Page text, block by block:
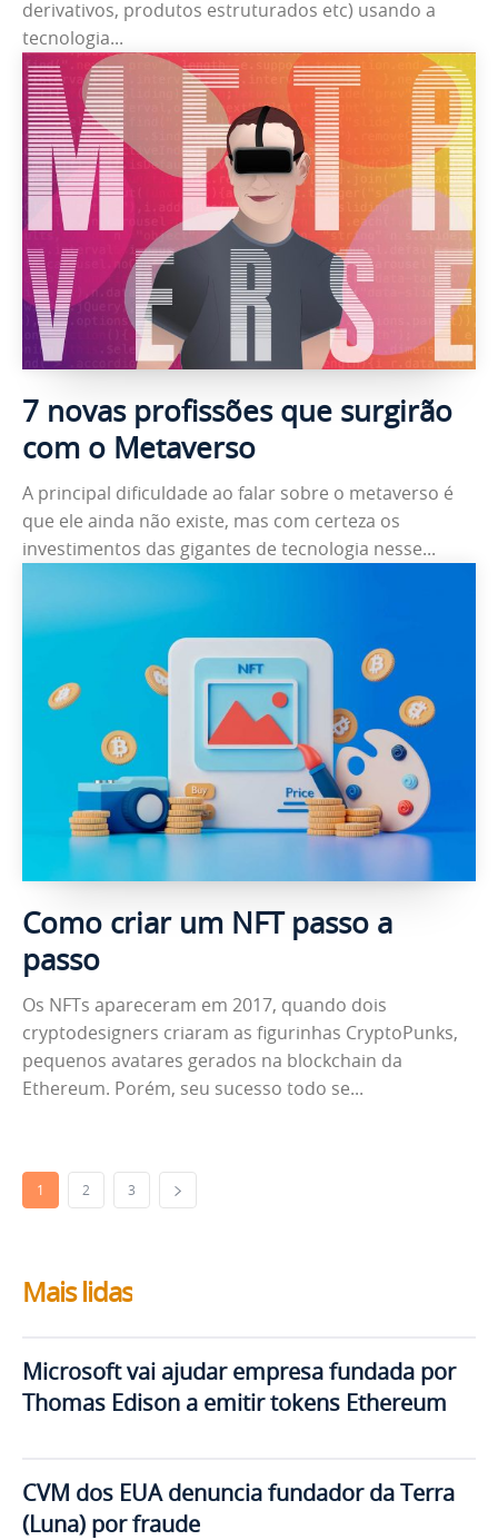
derivativos, produtos estruturados etc) usando a
tecnologia...
7 novas profissões que surgirão
com o Metaverso
A principal dificuldade ao falar sobre o metaverso é
que ele ainda não existe, mas com certeza os
investimentos das gigantes de tecnologia nesse...
Como criar um NFT passo a
passo
Os NFTs apareceram em 2017, quando dois
cryptodesigners criaram as figurinhas CryptoPunks,
pequenos avatares gerados na blockchain da
Ethereum. Porém, seu sucesso todo se...
1 2 3
Mais lidas
Microsoft vai ajudar empresa fundada por
Thomas Edison a emitir tokens Ethereum
CVM dos EUA denuncia fundador da Terra
(Luna) por fraude